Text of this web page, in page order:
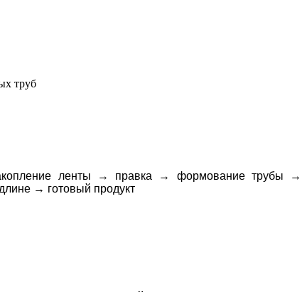
труб
ленты → правка → формование трубы →
→ готовый продукт